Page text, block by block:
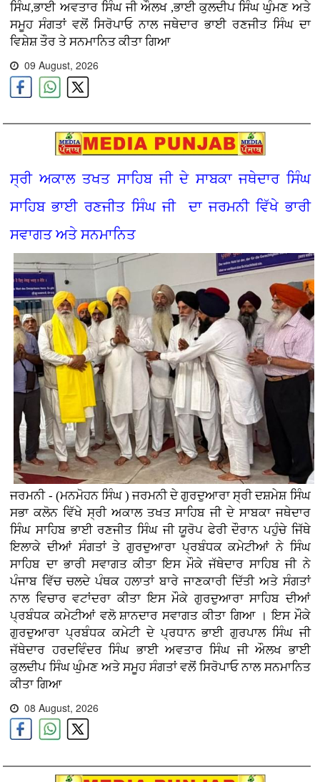
ਸਿੰਘ,ਭਾਈ ਅਵਤਾਰ ਸਿੰਘ ਜੀ ਔਲਖ ,ਭਾਈ ਕੁਲਦੀਪ ਸਿੰਘ ਘੁੰਮਣ ਅਤੇ
ਸਮੂਹ ਸੰਗਤਾਂ ਵਲੋਂ ਸਿਰੋਪਾਓ ਨਾਲ ਜਥੇਦਾਰ ਭਾਈ ਰਣਜੀਤ ਸਿੰਘ ਦਾ
ਵਿਸ਼ੇਸ਼ ਤੌਰ ਤੇਸਨਮਾਨਿਤ ਕੀਤਾ ਗਿਆ
09 August, 2026
ਸ੍ਰੀ ਅਕਾਲ ਤਖਤ ਸਾਹਿਬ ਜੀ ਦੇ ਸਾਬਕਾ ਜਥੇਦਾਰ ਸਿੰਘ
ਸਾਹਿਬ ਭਾਈ ਰਣਜੀਤ ਸਿੰਘ ਜੀ ਦਾ ਜਰਮਨੀ ਵਿੱਖੇ ਭਾਰੀ
ਸਵਾਗਤ ਅਤੇ ਸਨਮਾਨਿਤ
ਜਰਮਨੀ - (ਮਨਮੋਹਨ ਸਿੰਘ ) ਜਰਮਨੀ ਦੇ ਗੁਰਦੁਆਰਾ ਸ੍ਰੀ ਦਸ਼ਮੇਸ਼ ਸਿੰਘ
ਸਭਾ ਕਲੋਨ ਵਿੱਖੇ ਸ੍ਰੀ ਅਕਾਲ ਤਖਤ ਸਾਹਿਬ ਜੀ ਦੇ ਸਾਬਕਾ ਜਥੇਦਾਰ
ਸਿੰਘ ਸਾਹਿਬ ਭਾਈ ਰਣਜੀਤ ਸਿੰਘ ਜੀ ਯੂਰੋਪ ਫੇਰੀ ਦੌਰਾਨ ਪਹੁੰਚੇ ਜਿੱਥੇ
ਇਲਾਕੇ ਦੀਆਂ ਸੰਗਤਾਂ ਤੇ ਗੁਰਦੁਆਰਾ ਪ੍ਰਬੰਧਕ ਕਮੇਟੀਆਂ ਨੇ ਸਿੰਘ
ਸਾਹਿਬ ਦਾ ਭਾਰੀ ਸਵਾਗਤ ਕੀਤਾ ਇਸ ਮੌਕੇ ਜੱਥੇਦਾਰ ਸਾਹਿਬ ਜੀ ਨੇ
ਪੰਜਾਬ ਵਿੱਚ ਚਲਦੇ ਪੰਥਕ ਹਲਾਤਾਂ ਬਾਰੇ ਜਾਣਕਾਰੀ ਦਿੱਤੀ ਅਤੇ ਸੰਗਤਾਂ
ਨਾਲ ਵਿਚਾਰ ਵਟਾਂਦਰਾ ਕੀਤਾ ਇਸ ਮੌਕੇ ਗੁਰਦੁਆਰਾ ਸਾਹਿਬ ਦੀਆਂ
ਪ੍ਰਬੰਧਕ ਕਮੇਟੀਆਂ ਵਲੋ ਸ਼ਾਨਦਾਰ ਸਵਾਗਤ ਕੀਤਾ ਗਿਆ । ਇਸ ਮੌਕੇ
ਗੁਰਦੁਆਰਾ ਪ੍ਰਬੰਧਕ ਕਮੇਟੀ ਦੇ ਪ੍ਰਧਾਨ ਭਾਈ ਗੁਰਪਾਲ ਸਿੰਘ ਜੀ
ਜੱਥੇਦਾਰ ਹਰਦਵਿੰਦਰ ਸਿੰਘ ਭਾਈ ਅਵਤਾਰ ਸਿੰਘ ਜੀ ਔਲਖ ਭਾਈ
ਕੁਲਦੀਪ ਸਿੰਘ ਘੁੰਮਣ ਅਤੇ ਸਮੂਹ ਸੰਗਤਾਂ ਵਲੋਂ ਸਿਰੋਪਾਓ ਨਾਲ ਸਨਮਾਨਿਤ
ਕੀਤਾ ਗਿਆ
08 August, 2026